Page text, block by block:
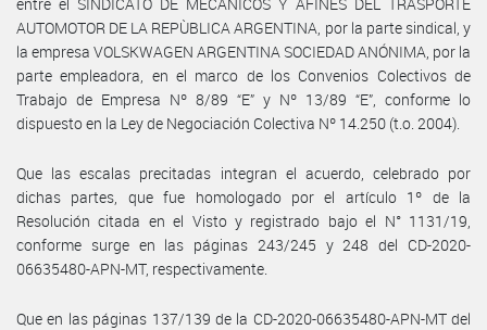
AUTOMOTOR DE LA REPÙBLICA ARGENTINA, por la parte sindical, y
la empresa VOLSKWAGEN ARGENTINA SOCIEDAD ANÓNIMA, por la
parte empleadora, en el marco de los Convenios Colectivos de
Trabajo de Empresa Nº 8/89 “E” y Nº 13/89 “E”, conforme lo
dispuesto en la Ley de Negociación Colectiva Nº 14.250 (t.o. 2004).
Que las escalas precitadas integran el acuerdo, celebrado por
dichas partes, que fue homologado por el artículo 1º de la
Resolución citada en el Visto y registrado bajo el N° 1131/19,
conforme surge en las páginas 243/245 y 248 del CD-2020-
06635480-APN-MT, respectivamente.
Que en las páginas 137/139 de la CD-2020-06635480-APN-MT del